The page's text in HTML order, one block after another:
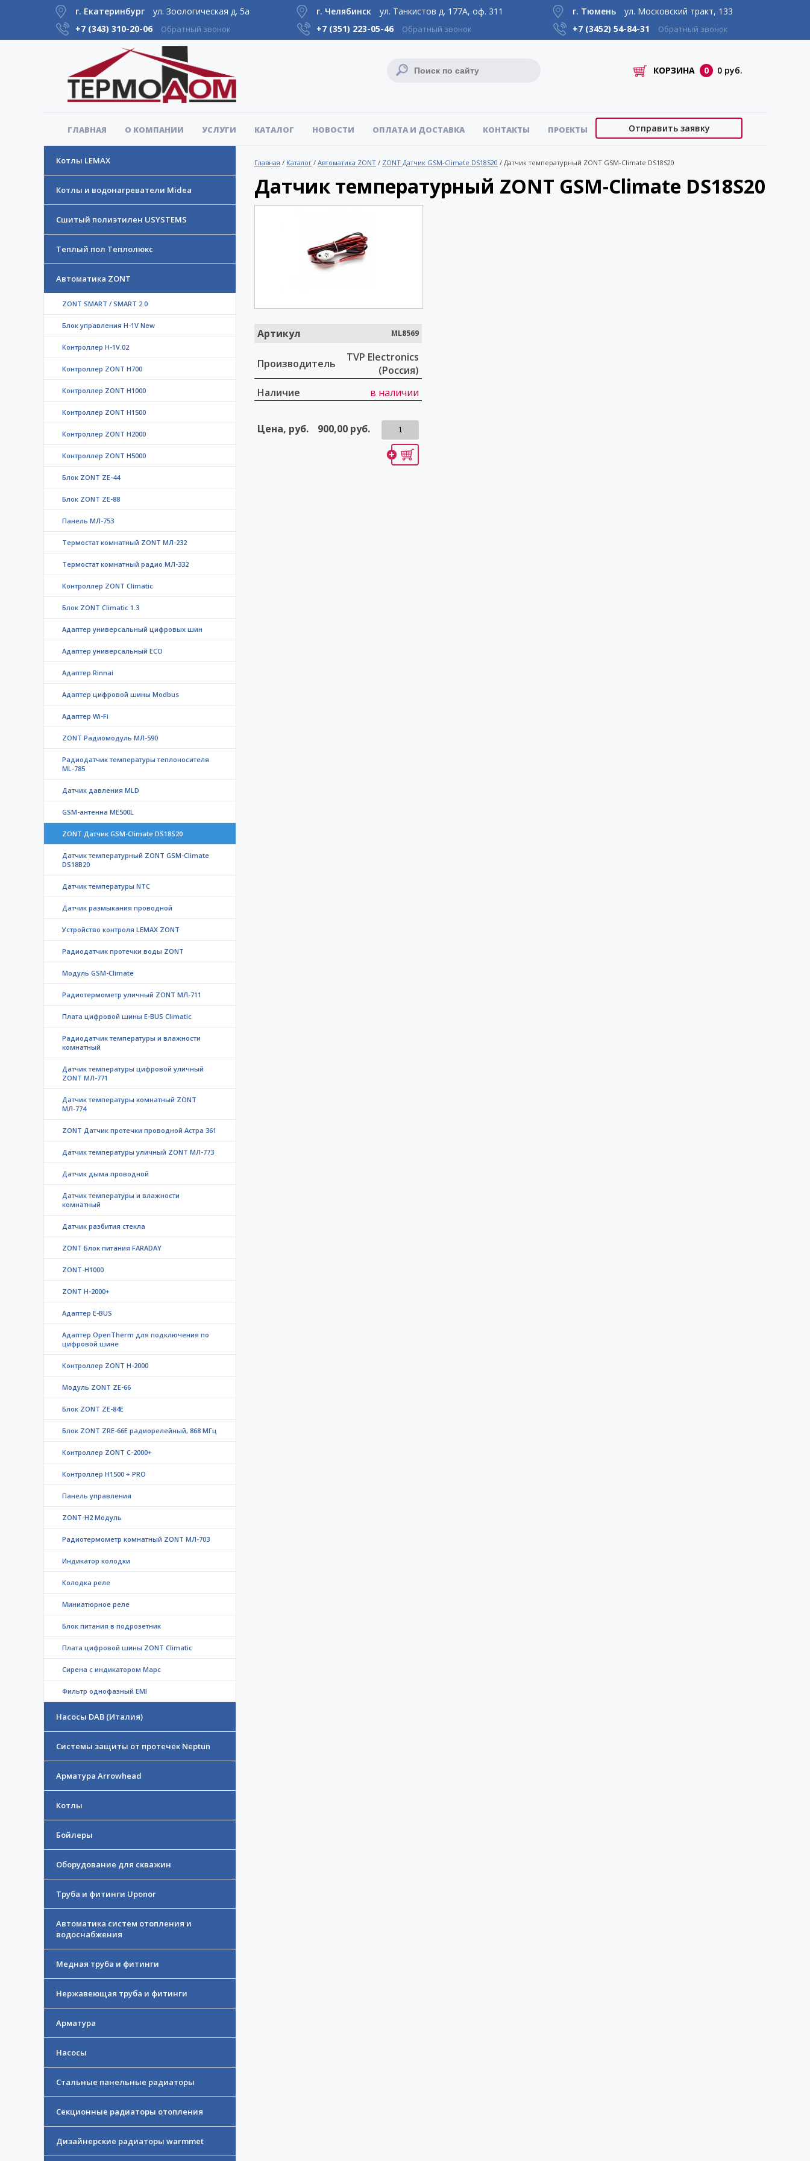
г. Екатеринбург
ул. Зоологическая д. 5а
+7 (343) 310-20-06 Обратный звонок
г. Челябинск
ул. Танкистов д. 177А, оф. 311
+7 (351) 223-05-46 Обратный звонок
г. Тюмень
ул. Московский тракт, 133
+7 (3452) 54-84-31 Обратный звонок
КОРЗИНА 0 0 руб.
Отправить заявку
ГЛАВНАЯ О КОМПАНИИ УСЛУГИ КАТАЛОГ НОВОСТИ ОПЛАТА И ДОСТАВКА КОНТАКТЫ ПРОЕКТЫ
Котлы LEMAX
Котлы и водонагреватели Midea
Сшитый полиэтилен USYSTEMS
Теплый пол Теплолюкс
Автоматика ZONT
ZONT SMART / SMART 2.0
Блок управления H-1V New
Контроллер H-1V.02
Контроллер ZONT H700
Контроллер ZONT H1000
Контроллер ZONT H1500
Контроллер ZONT H2000
Контроллер ZONT H5000
Блок ZONT ZE-44
Блок ZONT ZE-88
Панель МЛ-753
Термостат комнатный ZONT МЛ-232
Термостат комнатный радио МЛ-332
Контроллер ZONT Climatic
Блок ZONT Climatic 1.3
Адаптер универсальный цифровых шин
Адаптер универсальный ECO
Адаптер Rinnai
Адаптер цифровой шины Modbus
Адаптер Wi-Fi
ZONT Радиомодуль МЛ-590
Радиодатчик температуры теплоносителя
ML-785
Датчик давления MLD
GSM-антенна ME500L
ZONT Датчик GSM-Climate DS18S20
Датчик температурный ZONT GSM-Climate
DS18B20
Датчик температуры NTC
Датчик размыкания проводной
Устройство контроля LEMAX ZONT
Радиодатчик протечки воды ZONT
Модуль GSM-Climate
Радиотермометр уличный ZONT МЛ-711
Плата цифровой шины E-BUS Climatic
Радиодатчик температуры и влажности
комнатный
Датчик температуры цифровой уличный
ZONT МЛ-771
Датчик температуры комнатный ZONT
МЛ-774
ZONT Датчик протечки проводной Астра 361
Датчик температуры уличный ZONT МЛ-773
Датчик дыма проводной
Датчик температуры и влажности
комнатный
Датчик разбития стекла
ZONT Блок питания FARADAY
ZONT-H1000
ZONT H-2000+
Адаптер E-BUS
Адаптер OpenTherm для подключения по
цифровой шине
Контроллер ZONT H-2000
Модуль ZONT ZE-66
Блок ZONT ZE-84E
Блок ZONT ZRE-66E радиорелейный, 868 МГц
Контроллер ZONT C-2000+
Контроллер Н1500 + PRO
Панель управления
ZONT-H2 Модуль
Радиотермометр комнатный ZONT МЛ-703
Индикатор колодки
Колодка реле
Миниатюрное реле
Блок питания в подрозетник
Плата цифровой шины ZONT Climatic
Сирена с индикатором Марс
Фильтр однофазный EMI
Насосы DAB (Италия)
Системы защиты от протечек Neptun
Арматура Arrowhead
Котлы
Бойлеры
Оборудование для скважин
Труба и фитинги Uponor
Автоматика систем отопления и
водоснабжения
Медная труба и фитинги
Нержавеющая труба и фитинги
Арматура
Насосы
Стальные панельные радиаторы
Секционные радиаторы отопления
Дизайнерские радиаторы warmmet
Главная / Каталог / Автоматика ZONT / ZONT Датчик GSM-Climate DS18S20 / Датчик температурный ZONT GSM-Climate DS18S20
Датчик температурный ZONT GSM-Climate DS18S20
Артикул ML8569
Производитель
TVP Electronics
(Россия)
Наличие
в наличии
Цена, руб. 900,00 руб.